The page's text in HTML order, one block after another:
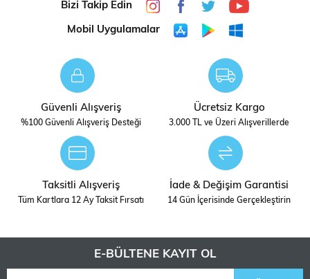
Bizi Takip Edin
Mobil Uygulamalar
Güvenli Alışveriş
%100 Güvenli Alışveriş Desteği
Ücretsiz Kargo
3.000 TL ve Üzeri Alışverillerde
Taksitli Alışveriş
Tüm Kartlara 12 Ay Taksit Fırsatı
İade & Değişim Garantisi
14 Gün İçerisinde Gerçekleştirin
E-BÜLTENE KAYIT OL